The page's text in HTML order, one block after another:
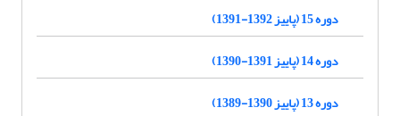
دوره 15 (پاییز 1392-1391)
دوره 14 (پاییز 1391-1390)
دوره 13 (پاییز 1390-1389)